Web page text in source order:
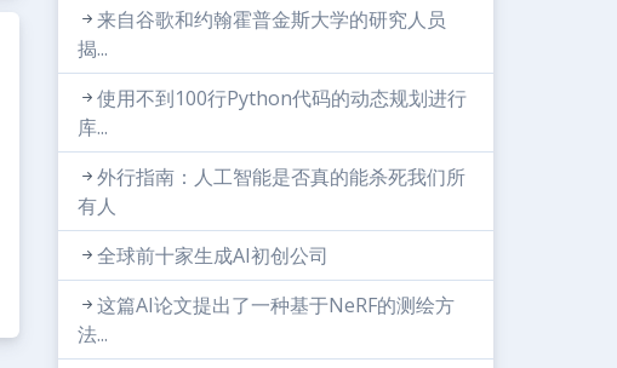
来自谷歌和约翰霍普金斯大学的研究人员
揭...
使用不到100行Python代码的动态规划进行
库...
外行指南：人工智能是否真的能杀死我们所
有人
全球前十家生成AI初创公司
这篇AI论文提出了一种基于NeRF的测绘方
法...